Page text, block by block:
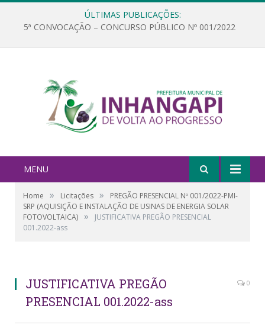
ÚLTIMAS PUBLICAÇÕES:
5ª CONVOCAÇÃO – CONCURSO PÚBLICO Nº 001/2022
MENU
Home » Licitações »
PREGÃO PRESENCIAL Nº 001/2022-PMI-
SRP (AQUISIÇÃO E INSTALAÇÃO DE USINAS DE ENERGIA SOLAR
FOTOVOLTAICA) »
JUSTIFICATIVA PREGÃO PRESENCIAL
001.2022-ass
JUSTIFICATIVA PREGÃO
PRESENCIAL 001.2022-ass
0